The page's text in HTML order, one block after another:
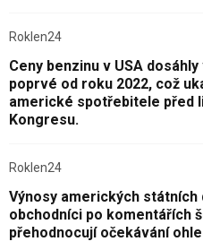
Roklen24
Ceny benzinu v USA
poprvé od roku 2022, což
americké spotřebitele před
Kongresu.
Roklen24
Výnosy amerických
obchodníci po komentářích
přehodnocují očekávání